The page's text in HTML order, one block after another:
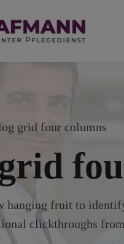
grid four columns
hanging fruit to
clickthroughs